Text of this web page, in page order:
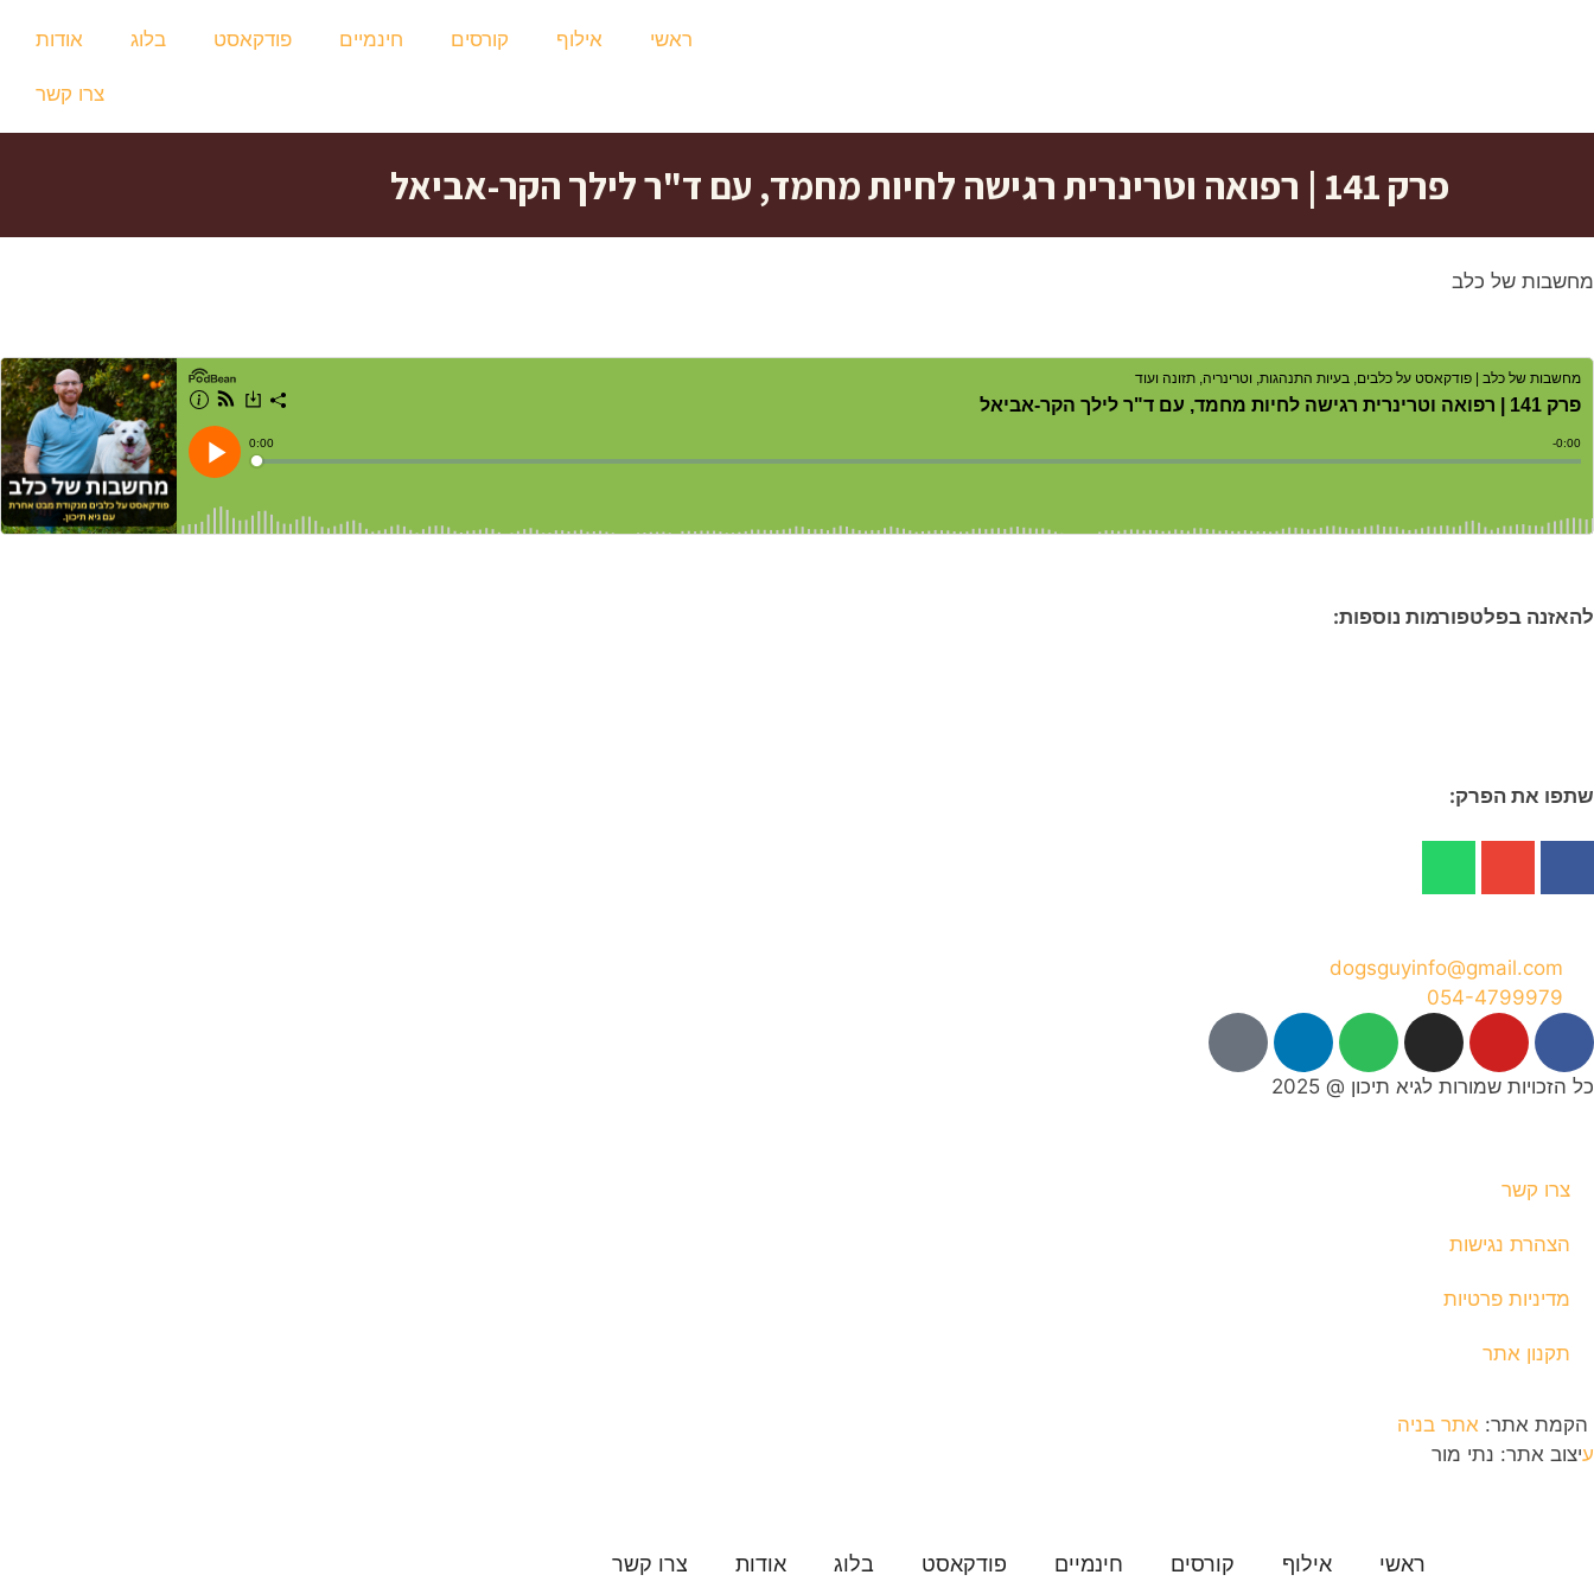
ראשי אילוף קורסים חינמיים פודקאסט בלוג אודות
צרו קשר
פרק 141 | רפואה וטרינרית רגישה לחיות מחמד, עם ד"ר לילך הקר-אביאל
מחשבות של כלב
להאזנה בפלטפורמות נוספות:
שתפו את הפרק:
dogsguyinfo@gmail.com
054-4799979
כל הזכויות שמורות לגיא תיכון @ 2025
צרו קשר
הצהרת נגישות
מדיניות פרטיות
תקנון אתר
הקמת אתר: אתר בניה
עיצוב אתר: נתי מור
ראשי אילוף קורסים חינמיים פודקאסט בלוג אודות צרו קשר